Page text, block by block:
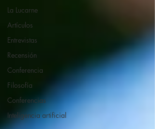
La Lucarne
Artículos
Entrevistas
Recensión
Conferencia
Filosofía
Conferencias
Inteligencia artificial